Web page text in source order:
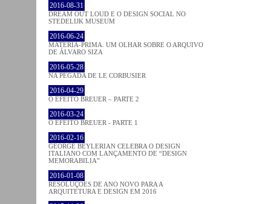
2016-08-31
DREAM OUT LOUD E O DESIGN SOCIAL NO
STEDELIJK MUSEUM
2016-06-24
MATÉRIA-PRIMA. UM OLHAR SOBRE O ARQUIVO
DE ÁLVARO SIZA
2016-05-28
NA PEGADA DE LE CORBUSIER
2016-04-29
O EFEITO BREUER – PARTE 2
2016-03-24
O EFEITO BREUER - PARTE 1
2016-02-16
GEORGE BEYLERIAN CELEBRA O DESIGN
ITALIANO COM LANÇAMENTO DE “DESIGN
MEMORABILIA”
2016-01-08
RESOLUÇÕES DE ANO NOVO PARA A
ARQUITETURA E DESIGN EM 2016